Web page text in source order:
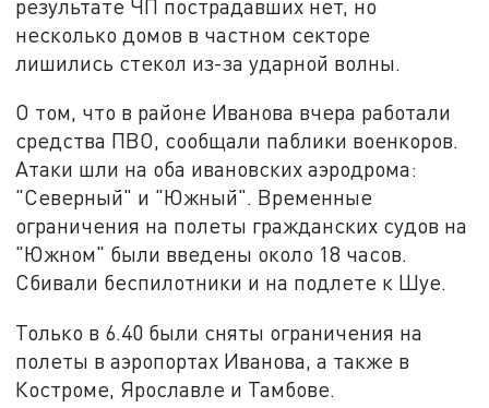
результате ЧП пострадавших нет, но
несколько домов в частном секторе
лишились стекол из-за ударной волны.
О том, что в районе Иванова вчера работали
средства ПВО, сообщали паблики военкоров.
Атаки шли на оба ивановских аэродрома:
"Северный" и "Южный". Временные
ограничения на полеты гражданских судов на
"Южном" были введены около 18 часов.
Сбивали беспилотники и на подлете к Шуе.
Только в 6.40 были сняты ограничения на
полеты в аэропортах Иванова, а также в
Костроме, Ярославле и Тамбове.